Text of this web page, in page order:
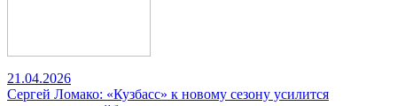
21.04.2026
Сергей Ломако: «Кузбасс» к новому сезону усилится